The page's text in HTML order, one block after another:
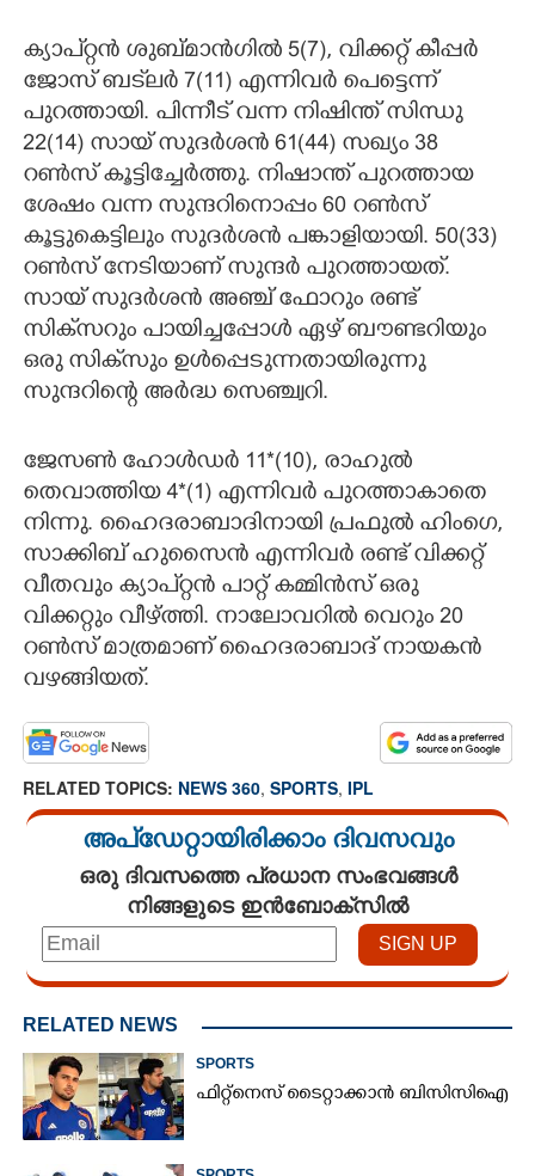
ക്യാപ്റ്റന്‍ ശുബ്മാന്‍ഗില്‍ 5(7), വിക്കറ്റ് കീപ്പര്‍
ജോസ് ബട്‌ലര്‍ 7(11) എന്നിവര്‍ പെട്ടെന്ന്
പുറത്തായി. പിന്നീട് വന്ന നിഷിന്ത് സിന്ധു
22(14) സായ് സുദര്‍ശന്‍ 61(44) സഖ്യം 38
റണ്‍സ് കൂട്ടിച്ചേര്‍ത്തു. നിഷാന്ത് പുറത്തായ
ശേഷം വന്ന സുന്ദറിനൊപ്പം 60 റണ്‍സ്
കൂട്ടുകെട്ടിലും സുദര്‍ശന്‍ പങ്കാളിയായി. 50(33)
റണ്‍സ് നേടിയാണ് സുന്ദര്‍ പുറത്തായത്.
സായ് സുദര്‍ശന്‍ അഞ്ച് ഫോറും രണ്ട്
സിക്‌സറും പായിച്ചപ്പോള്‍ ഏഴ് ബൗണ്ടറിയും
ഒരു സിക്‌സും ഉള്‍പ്പെടുന്നതായിരുന്നു
സുന്ദറിന്റെ അര്‍ദ്ധ സെഞ്ച്വറി.
ജേസണ്‍ ഹോള്‍ഡര്‍ 11*(10), രാഹുല്‍
തെവാത്തിയ 4*(1) എന്നിവര്‍ പുറത്താകാതെ
നിന്നു. ഹൈദരാബാദിനായി പ്രഫുല്‍ ഹിംഗെ,
സാക്കിബ് ഹുസൈന്‍ എന്നിവര്‍ രണ്ട് വിക്കറ്റ്
വീതവും ക്യാപ്റ്റന്‍ പാറ്റ് കമ്മിന്‍സ് ഒരു
വിക്കറ്റും വീഴ്ത്തി. നാലോവറില്‍ വെറും 20
റണ്‍സ് മാത്രമാണ് ഹൈദരാബാദ് നായകന്‍
വഴങ്ങിയത്.
RELATED TOPICS: NEWS 360, SPORTS, IPL
അപ്ഡേറ്റായിരിക്കാം ദിവസവും
ഒരു ദിവസത്തെ പ്രധാന സംഭവങ്ങൾ
നിങ്ങളുടെ ഇൻബോക്സിൽ
RELATED NEWS
SPORTS
ഫിറ്റ്നെസ് ടൈറ്റാക്കാൻ ബിസിസിഐ